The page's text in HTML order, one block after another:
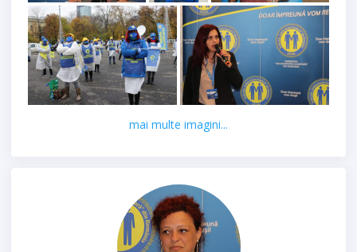
mai multe imagini...